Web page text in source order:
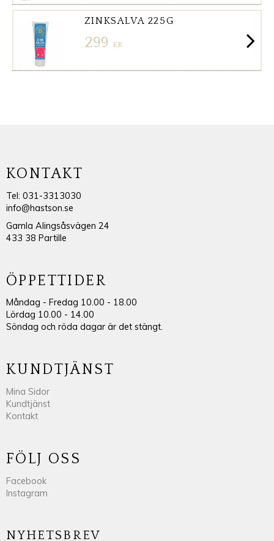
ZINKSALVA 225G
299 KR
KONTAKT
Tel: 031-3313030
info@hastson.se
Gamla Alingsåsvägen 24
433 38 Partille
ÖPPETTIDER
Måndag - Fredag 10.00 - 18.00
Lördag 10.00 - 14.00
Söndag och röda dagar är det stängt.
KUNDTJÄNST
Mina Sidor
Kundtjänst
Kontakt
FÖLJ OSS
Facebook
Instagram
NYHETSBREV